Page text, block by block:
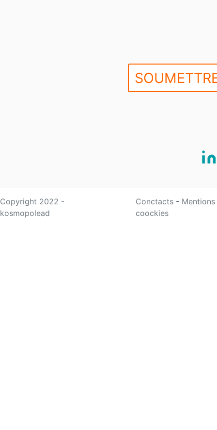
Copyright 2022 -
kosmopolead
Conctacts -
coockies